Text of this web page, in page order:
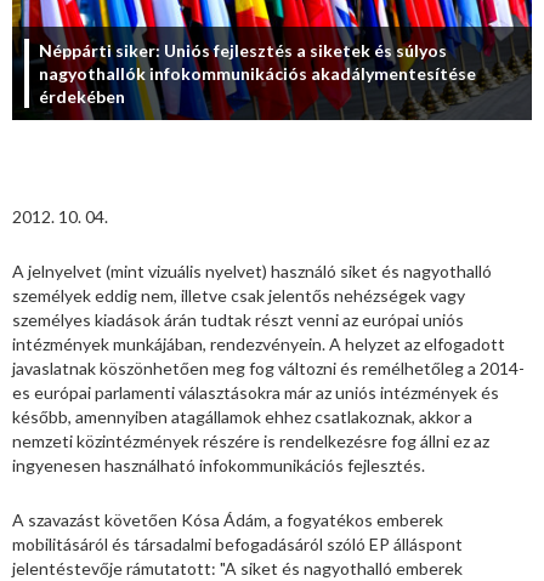
Néppárti siker: Uniós fejlesztés a siketek és súlyos
nagyothallók infokommunikációs akadálymentesítése
érdekében
2012. 10. 04.
A jelnyelvet (mint vizuális nyelvet) használó siket és nagyothalló
személyek eddig nem, illetve csak jelentős nehézségek vagy
személyes kiadások árán tudtak részt venni az európai uniós
intézmények munkájában, rendezvényein. A helyzet az elfogadott
javaslatnak köszönhetően meg fog változni és remélhetőleg a 2014-
es európai parlamenti választásokra már az uniós intézmények és
később, amennyiben atagállamok ehhez csatlakoznak, akkor a
nemzeti közintézmények részére is rendelkezésre fog állni ez az
ingyenesen használható infokommunikációs fejlesztés.
A szavazást követően Kósa Ádám, a fogyatékos emberek
mobilitásáról és társadalmi befogadásáról szóló EP álláspont
jelentéstevője rámutatott: "A siket és nagyothalló emberek